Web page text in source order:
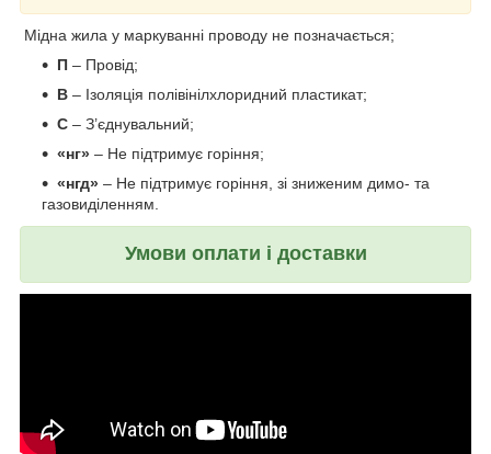
Мідна жила у маркуванні проводу не позначається;
П – Провід;
В – Ізоляція полівінілхлоридний пластикат;
С – З’єднувальний;
«нг» – Не підтримує горіння;
«нгд» – Не підтримує горіння, зі зниженим димо- та
газовиділенням.
Умови оплати і доставки